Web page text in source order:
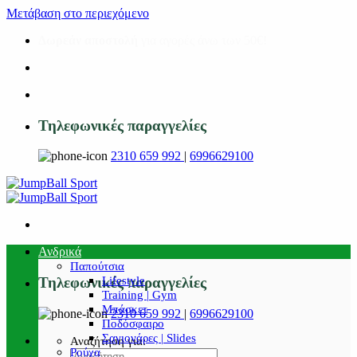
Μετάβαση στο περιεχόμενο
Τηλεφωνικές παραγγελίες
2310 659 992 | 6996629100
Τηλεφωνικές παραγγελίες
2310 659 992 | 6996629100
Αναζήτηση για:
Ανδρικά
Παπούτσια
Lifestyle
Training | Gym
Μπάσκετ
Ποδόσφαιρο
Σαγιονάρες | Slides
Ρούχα